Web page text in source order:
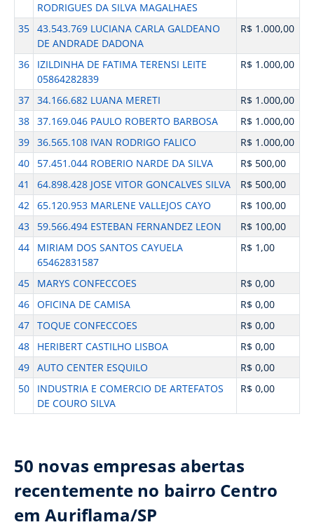
RODRIGUES DA SILVA MAGALHAES
35 43.543.769 LUCIANA CARLA GALDEANO
DE ANDRADE DADONA
R$ 1.000,00
36
IZILDINHA DE FATIMA TERENSI LEITE
05864282839
R$ 1.000,00
37 34.166.682 LUANA MERETI
R$ 1.000,00
38 37.169.046 PAULO ROBERTO BARBOSA
R$ 1.000,00
39 36.565.108 IVAN RODRIGO FALICO
R$ 1.000,00
40
57.451.044 ROBERIO NARDE DA SILVA
R$ 500,00
41
64.898.428 JOSE VITOR GONCALVES SILVA
R$ 500,00
42 65.120.953 MARLENE VALLEJOS CAYO
R$ 100,00
43
59.566.494 ESTEBAN FERNANDEZ LEON
R$ 100,00
44
MIRIAM DOS SANTOS CAYUELA
65462831587
R$ 1,00
45 MARYS CONFECCOES
R$ 0,00
46 OFICINA DE CAMISA
R$ 0,00
47 TOQUE CONFECCOES
R$ 0,00
48
HERIBERT CASTILHO LISBOA
R$ 0,00
49 AUTO CENTER ESQUILO
R$ 0,00
50
INDUSTRIA E COMERCIO DE ARTEFATOS
DE COURO SILVA
R$ 0,00
50 novas empresas abertas
recentemente no bairro Centro
em Auriflama/SP